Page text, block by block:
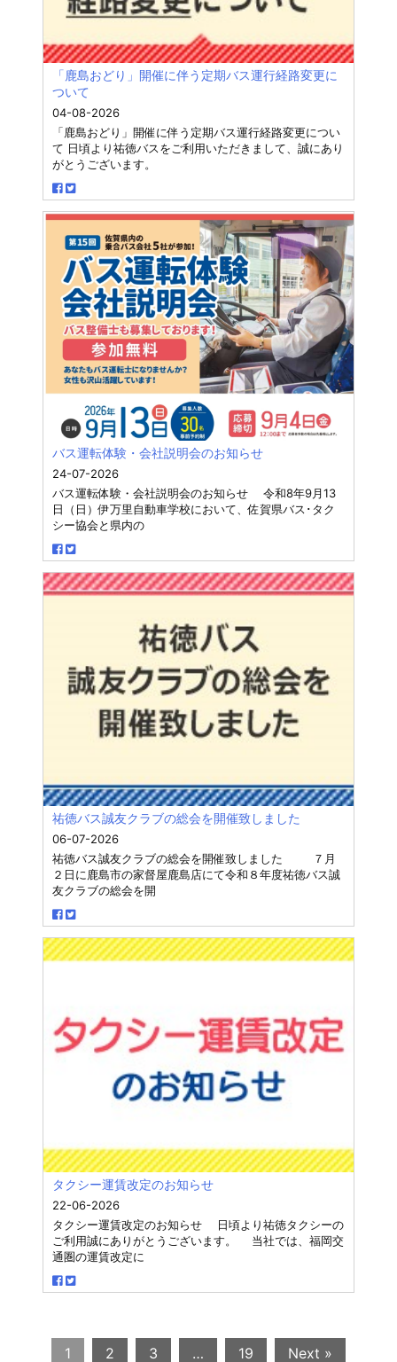
「鹿島おどり」開催に伴う定期バス運行経路変更に
ついて
04-08-2026
「鹿島おどり」開催に伴う定期バス運行経路変更につい
て 日頃より祐徳バスをご利用いただきまして、誠にあり
がとうございます。
バス運転体験・会社説明会のお知らせ
24-07-2026
バス運転体験・会社説明会のお知らせ 令和8年9月13
日（日）伊万里自動車学校において、佐賀県バス･タク
シー協会と県内の
祐徳バス誠友クラブの総会を開催致しました
06-07-2026
祐徳バス誠友クラブの総会を開催致しました ７月
２日に鹿島市の家督屋鹿島店にて令和８年度祐徳バス誠
友クラブの総会を開
タクシー運賃改定のお知らせ
22-06-2026
タクシー運賃改定のお知らせ 日頃より祐徳タクシーの
ご利用誠にありがとうございます。 当社では、福岡交
通圏の運賃改定に
1 2 3 … 19 Next »